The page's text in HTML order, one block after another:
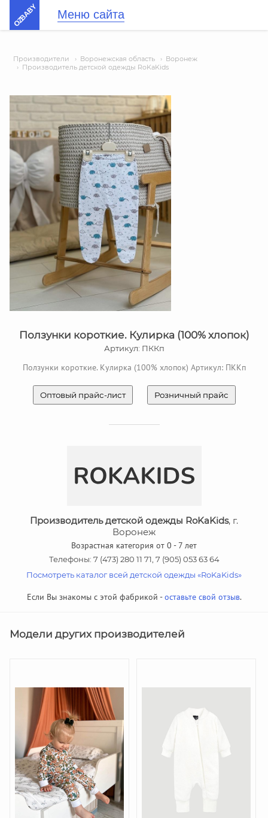
OZBABY Меню сайта
Производители › Воронежская область › Воронеж
› Производитель детской одежды RoKaKids
Ползунки короткие. Кулирка (100% хлопок)
Артикул: ПККп
Ползунки короткие. Кулирка (100% хлопок) Артикул: ПККп
Оптовый прайс-лист Розничный прайс
Производитель детской одежды RoKaKids, г.
Воронеж
Возрастная категория от 0 - 7 лет
Телефоны: 7 (473) 280 11 71, 7 (905) 053 63 64
Посмотреть каталог всей детской одежды «RoKaKids»
Если Вы знакомы с этой фабрикой -оставьте свой отзыв.
Модели других производителей